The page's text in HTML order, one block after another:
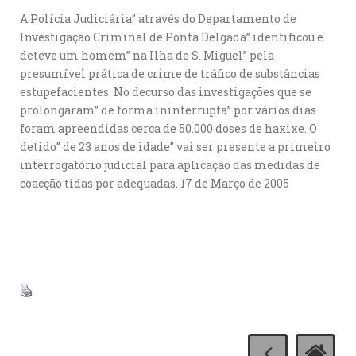
A Polícia Judiciária” através do Departamento de
Investigação Criminal de Ponta Delgada” identificou e
deteve um homem” na Ilha de S. Miguel” pela
presumível prática de crime de tráfico de substâncias
estupefacientes. No decurso das investigações que se
prolongaram” de forma ininterrupta” por vários dias
foram apreendidas cerca de 50.000 doses de haxixe. O
detido” de 23 anos de idade” vai ser presente a primeiro
interrogatório judicial para aplicação das medidas de
coacção tidas por adequadas. 17 de Março de 2005